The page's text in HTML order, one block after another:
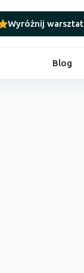
Wyróżnij warsztat
Blog